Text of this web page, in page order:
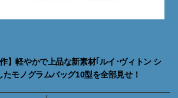
】軽やかで上品な新素材｢ルイ･ヴィトン シ
たモノグラムバッグ10型を全部見せ！